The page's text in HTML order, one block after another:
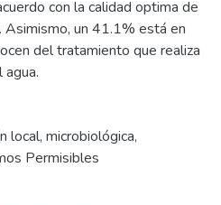
con la calidad optima de
un 41.1% está en
del tratamiento que realiza
local, microbiológica,
Permisibles